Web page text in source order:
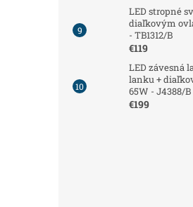
LED stropné
diaľkovým
- TB1312/B
€119
LED závesná
lanku +
65W - J4388/B
€199